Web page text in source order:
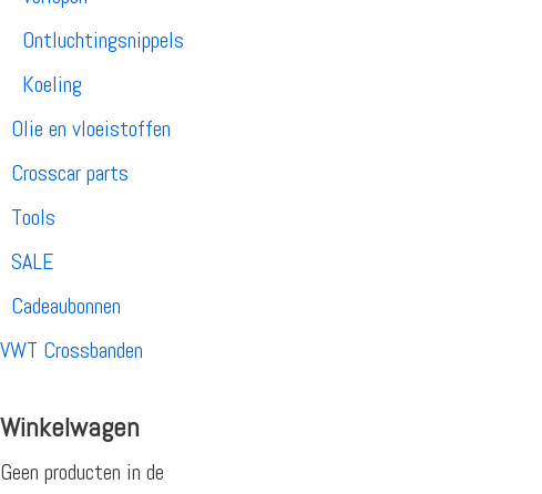
Ontluchtingsnippels
Koeling
Olie en vloeistoffen
Crosscar parts
Tools
SALE
Cadeaubonnen
VWT Crossbanden
Winkelwagen
Geen producten in de